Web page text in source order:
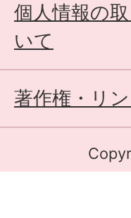
個人情報の
いて
著作権・リ